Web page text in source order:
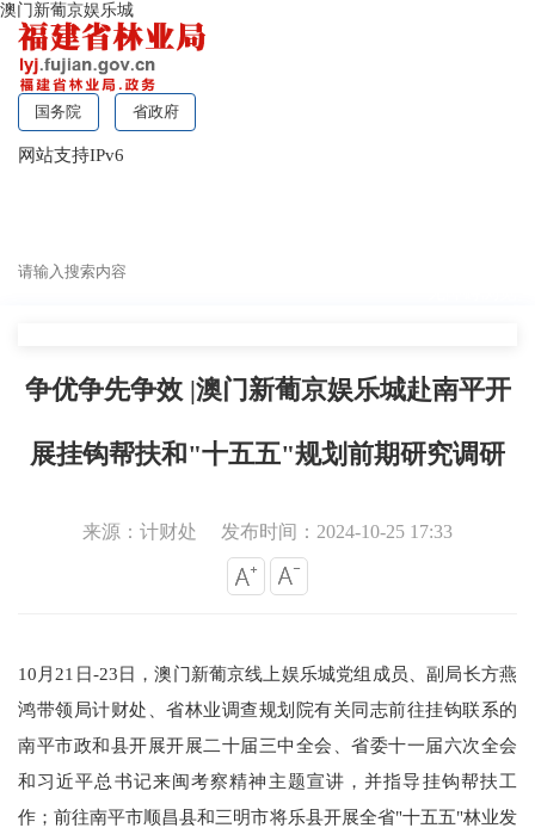
澳门新葡京娱乐城
国务院 省政府
网站支持IPv6
争优争先争效 |澳门新葡京娱乐城赴南平开
展挂钩帮扶和"十五五"规划前期研究调研
来源：计财处 发布时间：2024-10-25 17:33
10月21日-23日，澳门新葡京线上娱乐城党组成员、副局长方燕
鸿带领局计财处、省林业调查规划院有关同志前往挂钩联系的
南平市政和县开展开展二十届三中全会、省委十一届六次全会
和习近平总书记来闽考察精神主题宣讲，并指导挂钩帮扶工
作；前往南平市顺昌县和三明市将乐县开展全省"十五五"林业发